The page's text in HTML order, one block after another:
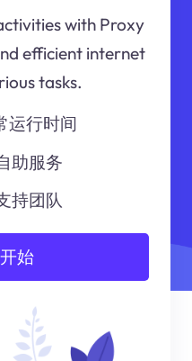
with Proxy
efficient internet
tasks.
运行时间
助服务
持团队
始